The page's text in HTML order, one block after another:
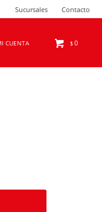
$0
Sucursales Contacto